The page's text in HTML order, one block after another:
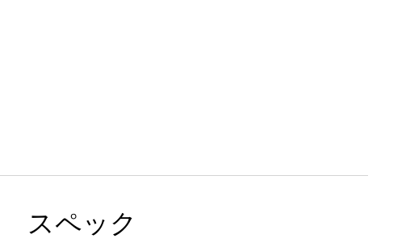
スペック